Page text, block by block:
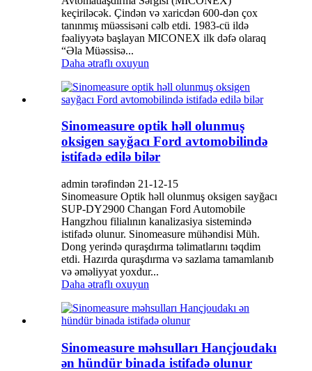
keçiriləcək. Çindən və xaricdən 600-dən çox
tanınmış müəssisəni cəlb etdi. 1983-cü ildə
fəaliyyətə başlayan MICONEX ilk dəfə olaraq
“Əla Müəssisə...
Daha ətraflı oxuyun
Sinomeasure optik həll olunmuş
oksigen sayğacı Ford avtomobilində
istifadə edilə bilər
admin tərəfindən 21-12-15
Sinomeasure Optik həll olunmuş oksigen sayğacı
SUP-DY2900 Changan Ford Automobile
Hangzhou filialının kanalizasiya sistemində
istifadə olunur. Sinomeasure mühəndisi Müh.
Dong yerində quraşdırma təlimatlarını təqdim
etdi. Hazırda quraşdırma və sazlama tamamlanıb
və əməliyyat yoxdur...
Daha ətraflı oxuyun
Sinomeasure məhsulları Hançjoudakı
ən hündür binada istifadə olunur